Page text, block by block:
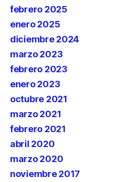
febrero 2025
enero 2025
diciembre 2024
marzo 2023
febrero 2023
enero 2023
octubre 2021
marzo 2021
febrero 2021
abril 2020
marzo 2020
noviembre 2017